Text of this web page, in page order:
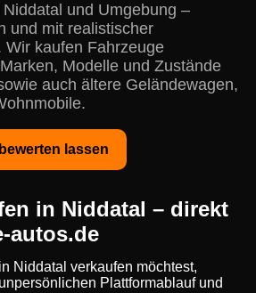
und Umgebung –
und mit realistischer
Wir kaufen Fahrzeuge
Modelle und Zustände
auch ältere Geländewagen,
lassen
in Niddatal – direkt
autos.de
Niddatal verkaufen möchtest,
Plattformablauf und